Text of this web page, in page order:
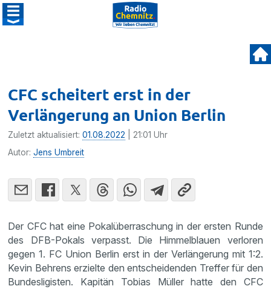
CFC scheitert erst in der
Verlängerung an Union Berlin
Zuletzt aktualisiert:01.08.2022 | 21:01 Uhr
Autor:Jens Umbreit
Der CFC hat eine Pokalüberraschung in der ersten Runde
des DFB-Pokals verpasst. Die Himmelblauen verloren
gegen 1. FC Union Berlin erst in der Verlängerung mit 1:2.
Kevin Behrens erzielte den entscheidenden Treffer für den
Bundesligisten. Kapitän Tobias Müller hatte den CFC